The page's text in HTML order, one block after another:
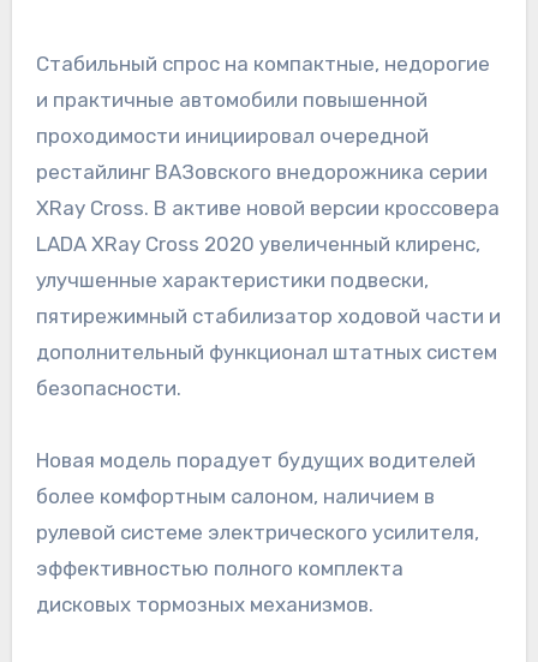
Стабильный спрос на компактные, недорогие
и практичные автомобили повышенной
проходимости инициировал очередной
рестайлинг ВАЗовского внедорожника серии
XRay Cross. В активе новой версии кроссовера
LADA XRay Cross 2020 увеличенный клиренс,
улучшенные характеристики подвески,
пятирежимный стабилизатор ходовой части и
дополнительный функционал штатных систем
безопасности.
Новая модель порадует будущих водителей
более комфортным салоном, наличием в
рулевой системе электрического усилителя,
эффективностью полного комплекта
дисковых тормозных механизмов.